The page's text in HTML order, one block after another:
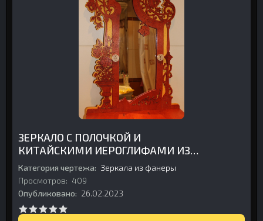
ЗЕРКАЛО С ПОЛОЧКОЙ И
КИТАЙСКИМИ ИЕРОГЛИФАМИ ИЗ
ФАНЕРЫ
Категория чертежа: Зеркала из фанеры
Просмотров: 409
Опубликовано: 26.02.2023